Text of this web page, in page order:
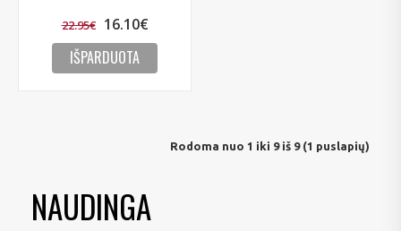
22.95€ 16.10€
IŠPARDUOTA
Rodoma nuo 1 iki 9 iš 9 (1 puslapių)
NAUDINGA